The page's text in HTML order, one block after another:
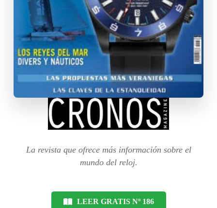
La revista que ofrece más información sobre el
mundo del reloj.
LEER GRATIS Nº 186